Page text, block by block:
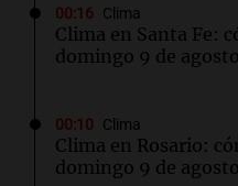
00:16 Clima
Clima en Santa Fe:
domingo 9 de agosto
00:10 Clima
Clima en Rosario:
domingo 9 de agosto